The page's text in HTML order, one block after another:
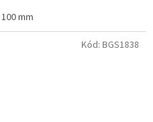
mm
Kód: BGS1838